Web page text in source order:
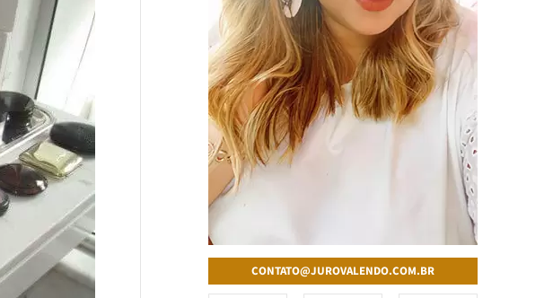
CONTATO@JUROVALENDO.COM.BR